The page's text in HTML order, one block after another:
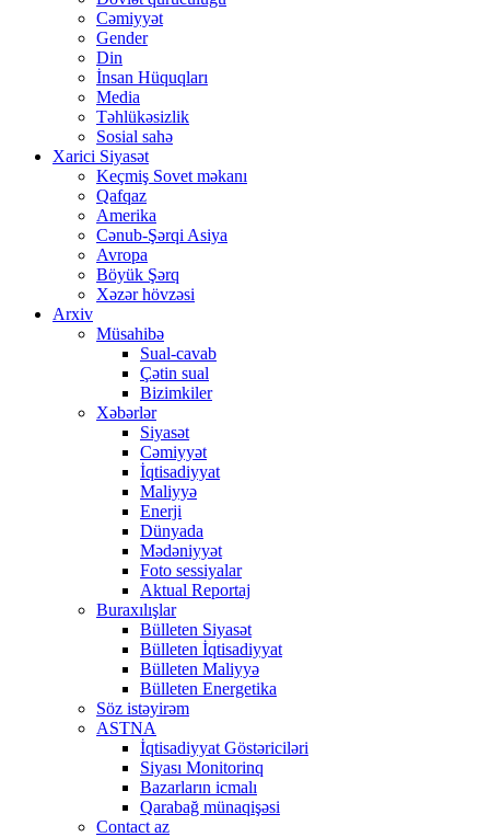
Cəmiyyət
Gender
Din
İnsan Hüquqları
Media
Təhlükəsizlik
Sosial sahə
Xarici Siyasət
Keçmiş Sovet məkanı
Qafqaz
Amerika
Cənub-Şərqi Asiya
Avropa
Böyük Şərq
Xəzər hövzəsi
Arxiv
Müsahibə
Sual-cavab
Çətin sual
Bizimkiler
Xəbərlər
Siyasət
Cəmiyyət
İqtisadiyyat
Maliyyə
Enerji
Dünyada
Mədəniyyət
Foto sessiyalar
Aktual Reportaj
Buraxılışlar
Bülleten Siyasət
Bülleten İqtisadiyyat
Bülleten Maliyyə
Bülleten Energetika
Söz istəyirəm
ASTNA
İqtisadiyyat Göstəriciləri
Siyası Monitorinq
Bazarların icmalı
Qarabağ münaqişəsi
Contact az